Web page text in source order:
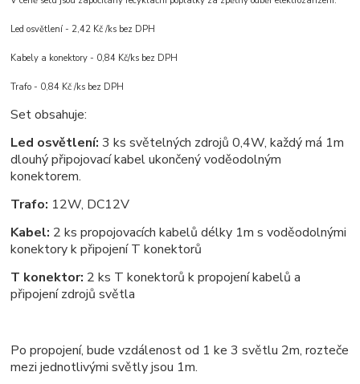
Led osvětlení - 2,42 Kč /ks bez DPH
Kabely a konektory - 0,84 Kč/ks bez DPH
Trafo - 0,84 Kč /ks bez DPH
Set obsahuje:
Led osvětlení: 3 ks světelných zdrojů 0,4W, každý má 1m
dlouhý připojovací kabel ukončený voděodolným
konektorem.
Trafo: 12W, DC12V
Kabel: 2 ks propojovacích kabelů délky 1m s voděodolnými
konektory k připojení T konektorů
T konektor: 2 ks T konektorů k propojení kabelů a
připojení zdrojů světla
Po propojení, bude vzdálenost od 1 ke 3 světlu 2m, rozteče
mezi jednotlivými světly jsou 1m.